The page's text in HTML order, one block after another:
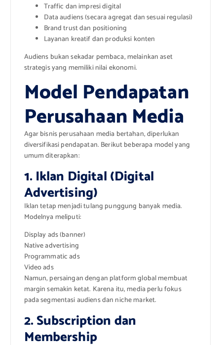
Traffic dan impresi digital
Data audiens (secara agregat dan sesuai regulasi)
Brand trust dan positioning
Layanan kreatif dan produksi konten
Audiens bukan sekadar pembaca, melainkan aset
strategis yang memiliki nilai ekonomi.
Model Pendapatan
Perusahaan Media
Agar bisnis perusahaan media bertahan, diperlukan
diversifikasi pendapatan. Berikut beberapa model yang
umum diterapkan:
1. Iklan Digital (Digital
Advertising)
Iklan tetap menjadi tulang punggung banyak media.
Modelnya meliputi:
Display ads (banner)
Native advertising
Programmatic ads
Video ads
Namun, persaingan dengan platform global membuat
margin semakin ketat. Karena itu, media perlu fokus
pada segmentasi audiens dan niche market.
2. Subscription dan
Membership